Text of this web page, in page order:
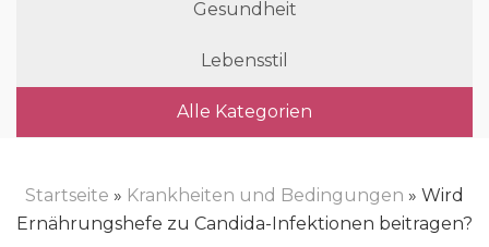
Gesundheit
Lebensstil
Alle Kategorien
Startseite » Krankheiten und Bedingungen » Wird
Ernährungshefe zu Candida-Infektionen beitragen?